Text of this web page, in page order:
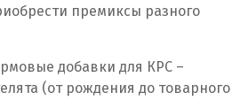
премиксы разного
добавки для КРС –
(от рождения до товарного